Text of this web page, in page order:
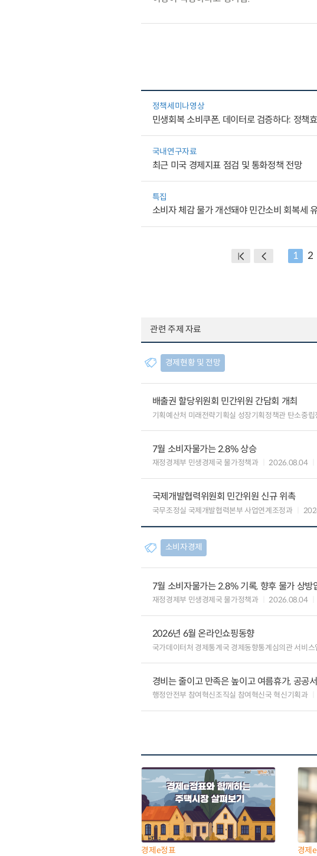
정책세미나영상
민생회복 소비쿠폰, 데이터로 검증하다: 정책
국내연구자료
최근 미국 경제지표 점검 및 통화정책 전망
특집
소비자 체감 물가 개선돼야 민간소비 회복세
1 2
관련 주제 자료
경제현황 및 전망
배출권 할당위원회 민간위원 간담회 개최
기획예산처 미래전략기획실 성장기획정책관 탄소중립
7월 소비자물가는 2.8% 상승
재정경제부 민생경제국 물가정책과 2026.08.04
국제개발협력위원회 민간위원 신규 위촉
국무조정실 국제개발협력본부 사업연계조정과
소비자경제
7월 소비자물가는 2.8% 기록, 향후 물가 상
재정경제부 민생경제국 물가정책과 2026.08.04
2026년 6월 온라인쇼핑동향
국가데이터처 경제통계국 경제동향통계심의관 서비스
경비는 줄이고 만족은 높이고 여름휴가, 공공
행정안전부 참여혁신조직실 참여혁신국 혁신기획과
경제e정표 경제